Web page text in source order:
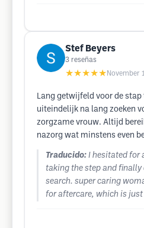
Stef Beyers
3 reseñas
★★★★★ November
Lang getwijfeld voor de stap
uiteindelijk na lang zoeken
zorgzame vrouw. Altijd
nazorg wat minstens even
Traducido: I hesitated for
taking the step and finally
search. super caring
for aftercare, which is